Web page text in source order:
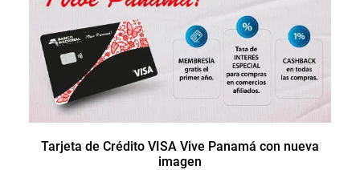
Tarjeta de Crédito VISA Vive Panamá con nueva
imagen